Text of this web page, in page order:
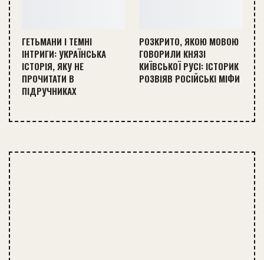
ГЕТЬМАНИ І ТЕМНІ
ІНТРИГИ: УКРАЇНСЬКА
ІСТОРІЯ, ЯКУ НЕ
ПРОЧИТАТИ В
ПІДРУЧНИКАХ
РОЗКРИТО, ЯКОЮ МОВОЮ
ГОВОРИЛИ КНЯЗІ
КИЇВСЬКОЇ РУСІ: ІСТОРИК
РОЗВІЯВ РОСІЙСЬКІ МІФИ